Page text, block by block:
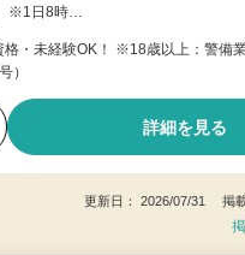
※1日8時…
格・未経験OK！ ※18歳以上：警備
）
詳細を見る
更新日： 2026/07/31 掲